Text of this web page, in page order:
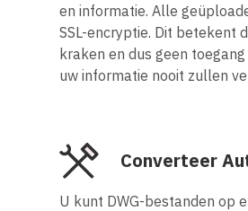
en informatie. Alle
SSL-encryptie. Dit betekent
kraken en dus geen
uw informatie nooit zullen
Converteer
U kunt DWG-bestanden op